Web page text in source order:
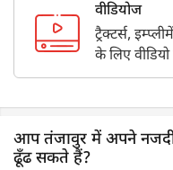
वीडियोज
ट्रैक्टर्स,
के लिए
आप तंजावुर में अपने
ढूँढ सकते हैं?